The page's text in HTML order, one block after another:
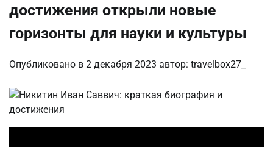
достижения открыли новые
горизонты для науки и культуры
Опубликовано в 2 декабря 2023 автор: travelbox27_